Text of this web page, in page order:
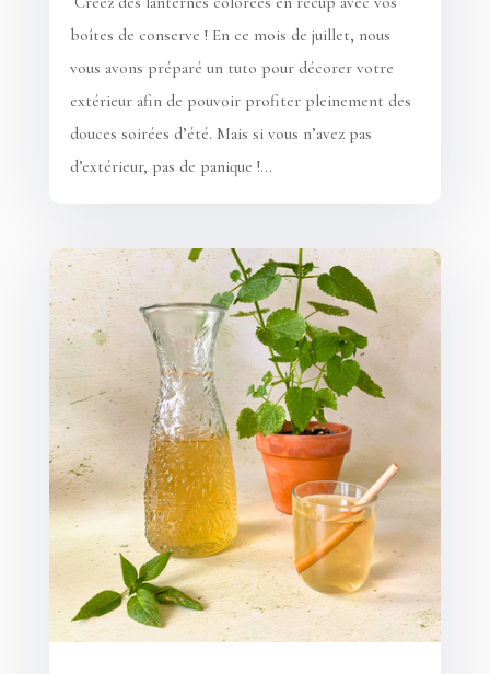
boîtes de conserve ! En ce mois de juillet, nous
vous avons préparé un tuto pour décorer votre
extérieur afin de pouvoir profiter pleinement des
douces soirées d’été. Mais si vous n’avez pas
d’extérieur, pas de panique !...